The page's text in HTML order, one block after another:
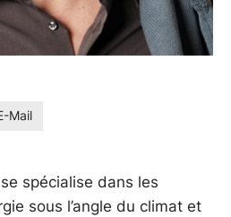
Mail
spécialise dans les
sous l’angle du climat et